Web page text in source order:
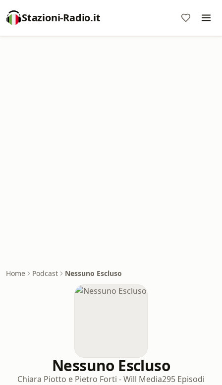
Stazioni-Radio.it
Home Podcast Nessuno Escluso
Nessuno Escluso
Chiara Piotto e Pietro Forti - Will Media295 Episodi